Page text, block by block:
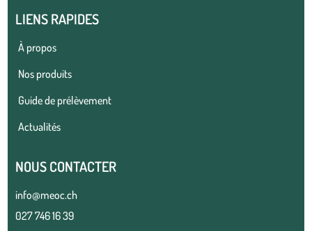
LIENS RAPIDES
À propos
Nos produits
Guide de prélèvement
Actualités
NOUS CONTACTER
info@meoc.ch
027 746 16 39